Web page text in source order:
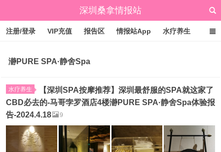
深圳桑拿情报站
注册/登录 VIP充值 报告区 情报站App 水疗养生
瀞PURE SPA·静舍Spa
水疗养生
【深圳SPA按摩推荐】深圳最舒服的SPA就这家了
CBD必去的-马哥孛罗酒店4楼瀞PURE SPA·静舍Spa体验报
告-2024.4.18
9